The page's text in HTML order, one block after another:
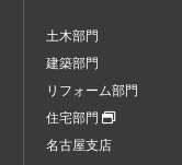
土木部門
建築部門
リフォーム部門
住宅部門
名古屋支店